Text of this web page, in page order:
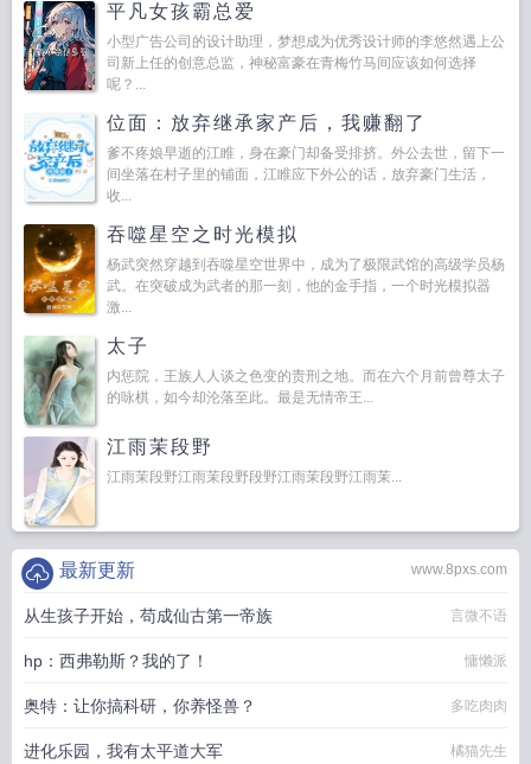
平凡女孩霸总爱
小型广告公司的设计助理，梦想成为优秀设计师的李悠然遇上公
司新上任的创意总监，神秘富豪在青梅竹马间应该如何选择
呢？...
位面：放弃继承家产后，我赚翻了
爹不疼娘早逝的江睢，身在豪门却备受排挤。外公去世，留下一
间坐落在村子里的铺面，江睢应下外公的话，放弃豪门生活，
收...
吞噬星空之时光模拟
杨武突然穿越到吞噬星空世界中，成为了极限武馆的高级学员杨
武。在突破成为武者的那一刻，他的金手指，一个时光模拟器
激...
太子
内惩院，王族人人谈之色变的责刑之地。而在六个月前曾尊太子
的咏棋，如今却沦落至此。最是无情帝王...
江雨茉段野
江雨茉段野江雨茉段野段野江雨茉段野江雨茉...
www.8pxs.com
最新更新
从生孩子开始，苟成仙古第一帝族 言微不语
hp：西弗勒斯？我的了！ 慵懒派
奥特：让你搞科研，你养怪兽？ 多吃肉肉
进化乐园，我有太平道大军 橘猫先生